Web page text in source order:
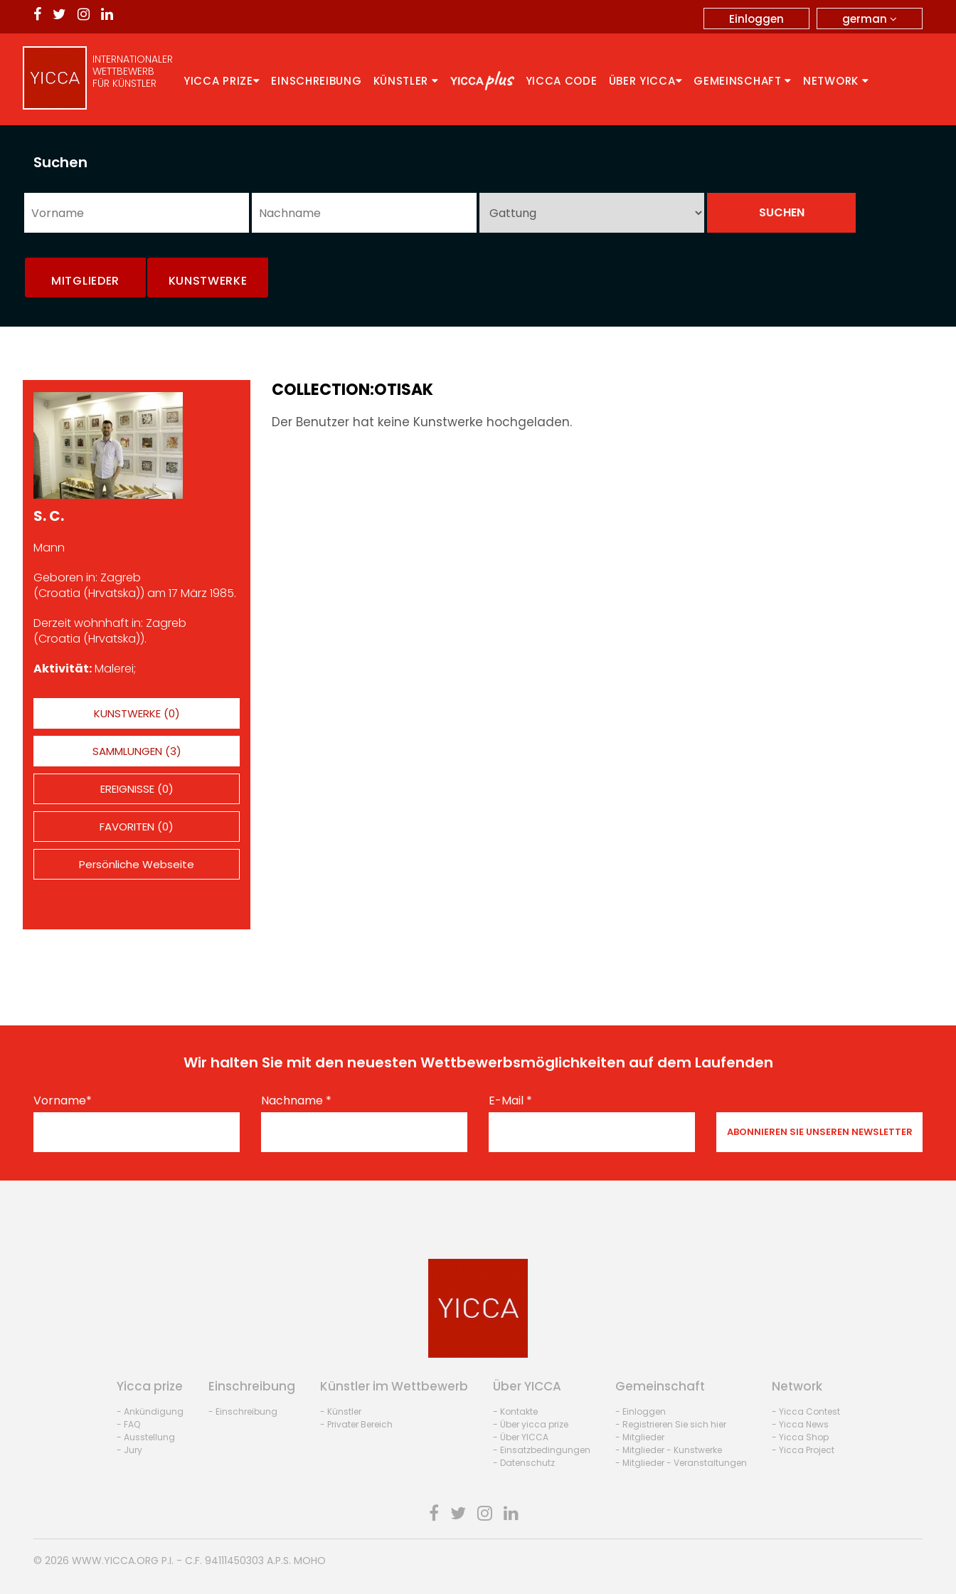
german
Einloggen
INTERNATIONALER
WETTBEWERB
FÜR KÜNSTLER
YICCA PRIZE EINSCHREIBUNG KÜNSTLER YICCA CODE ÜBER YICCA GEMEINSCHAFT NETWORK
Suchen
MITGLIEDER KUNSTWERKE
S. C.
Mann
Geboren in: Zagreb
(Croatia (Hrvatska)) am 17 März 1985.
Derzeit wohnhaft in: Zagreb
(Croatia (Hrvatska)).
Aktivität:Malerei;
KUNSTWERKE (0)
SAMMLUNGEN (3)
EREIGNISSE (0)
FAVORITEN (0)
Persönliche Webseite
COLLECTION:OTISAK
Der Benutzer hat keine Kunstwerke hochgeladen.
Wir halten Sie mit den neuesten Wettbewerbsmöglichkeiten auf dem Laufenden
Vorname* Nachname * E-Mail *
Yicca prize
- Ankündigung
- FAQ
- Ausstellung
- Jury
Einschreibung
- Einschreibung
Künstler im Wettbewerb
- Künstler
- Privater Bereich
Über YICCA
- Kontakte
- Über yicca prize
- Über YICCA
- Einsatzbedingungen
- Datenschutz
Gemeinschaft
- Einloggen
- Registrieren Sie sich hier
- Mitglieder
- Mitglieder - Kunstwerke
- Mitglieder - Veranstaltungen
Network
- Yicca Contest
- Yicca News
- Yicca Shop
- Yicca Project
© 2026 WWW.YICCA.ORG P.I. - C.F. 94111450303 A.P.S. MOHO